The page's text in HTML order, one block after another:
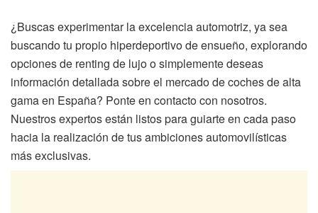
¿Buscas experimentar la excelencia automotriz, ya sea
buscando tu propio hiperdeportivo de ensueño, explorando
opciones de renting de lujo o simplemente deseas
información detallada sobre el mercado de coches de alta
gama en España? Ponte en contacto con nosotros.
Nuestros expertos están listos para guiarte en cada paso
hacia la realización de tus ambiciones automovilísticas
más exclusivas.